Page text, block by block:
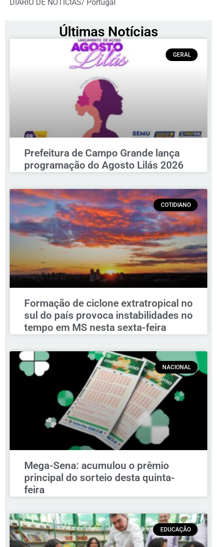
DIARIO DE NOTICIAS/ Portugal
Últimas Notícias
GERAL
Prefeitura de Campo Grande lança
programação do Agosto Lilás 2026
COTIDIANO
Formação de ciclone extratropical no
sul do país provoca instabilidades no
tempo em MS nesta sexta-feira
NACIONAL
Mega-Sena: acumulou o prêmio
principal do sorteio desta quinta-
feira
EDUCAÇÃO